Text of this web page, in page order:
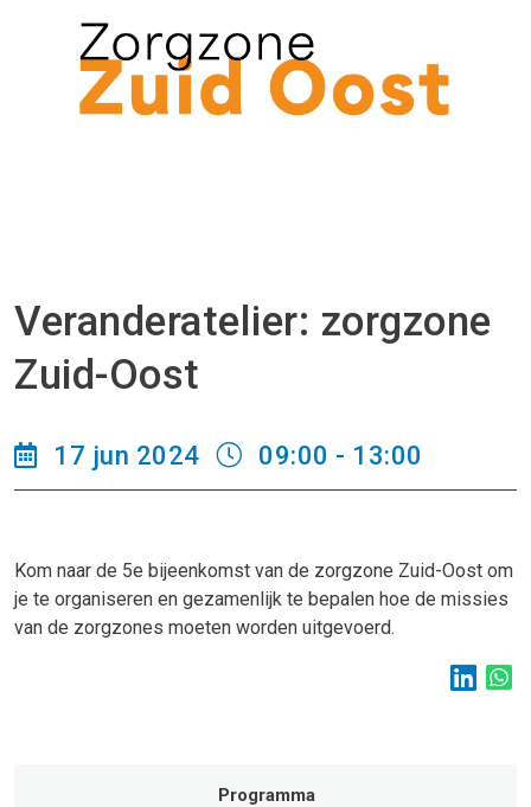
Veranderatelier: zorgzone
Zuid-Oost
17 jun 2024 09:00 - 13:00
Kom naar de 5e bijeenkomst van de zorgzone Zuid-Oost om
je te organiseren en gezamenlijk te bepalen hoe de missies
van de zorgzones moeten worden uitgevoerd.
Programma